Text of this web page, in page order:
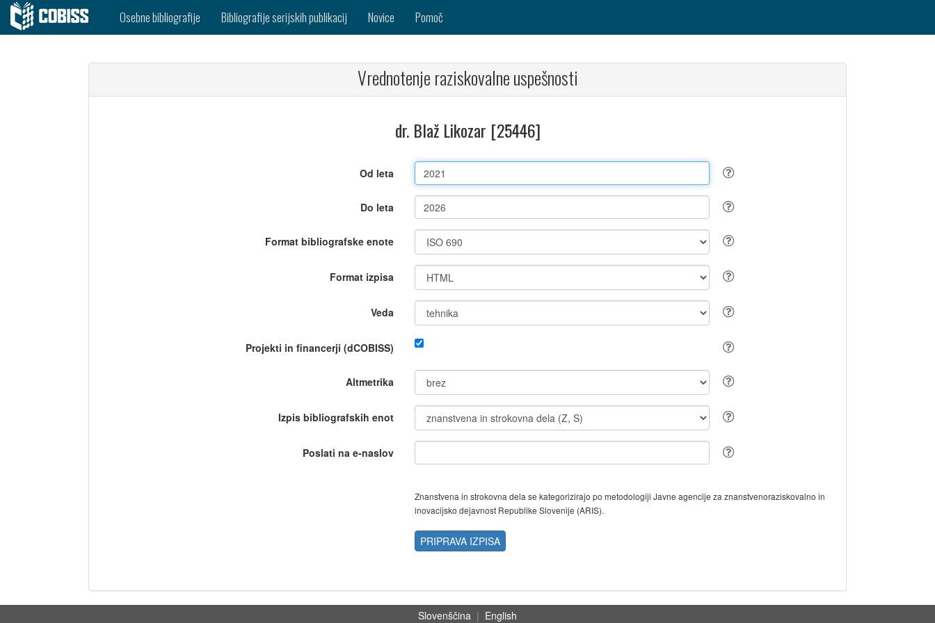
Osebne bibliografije Bibliografije serijskih publikacij Novice Pomoč
Vrednotenje raziskovalne uspešnosti
dr. Blaž Likozar [25446]
Od leta
Do leta
Format bibliografske enote
Format izpisa
Veda
Projekti in financerji (dCOBISS)
Altmetrika
Izpis bibliografskih enot
Poslati na e-naslov
Znanstvena in strokovna dela se kategorizirajo po metodologiji Javne agencije za znanstvenoraziskovalno in
inovacijsko dejavnost Republike Slovenije (ARIS).
PRIPRAVA IZPISA
Slovenščina | English